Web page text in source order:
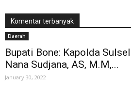
Komentar terbanyak
Daerah
Bupati Bone: Kapolda
Nana Sudjana, AS, M.M,...
January 30, 2022